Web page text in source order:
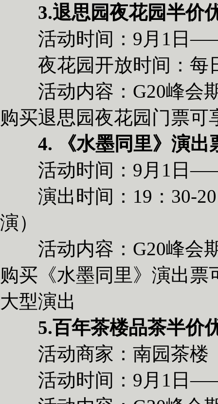
3.退思园夜花园半价
活动时间：9月1日
夜花园开放时间：每
活动内容：G20峰会期
购买退思园夜花园门票
4. 《水墨同里》演出
活动时间：9月1日
演出时间：19：30-20
演）
活动内容：G20峰会期
购买《水墨同里》演出
大型演出
5.百年茶楼品茶半价
活动商家：南园茶楼
活动时间：9月1日